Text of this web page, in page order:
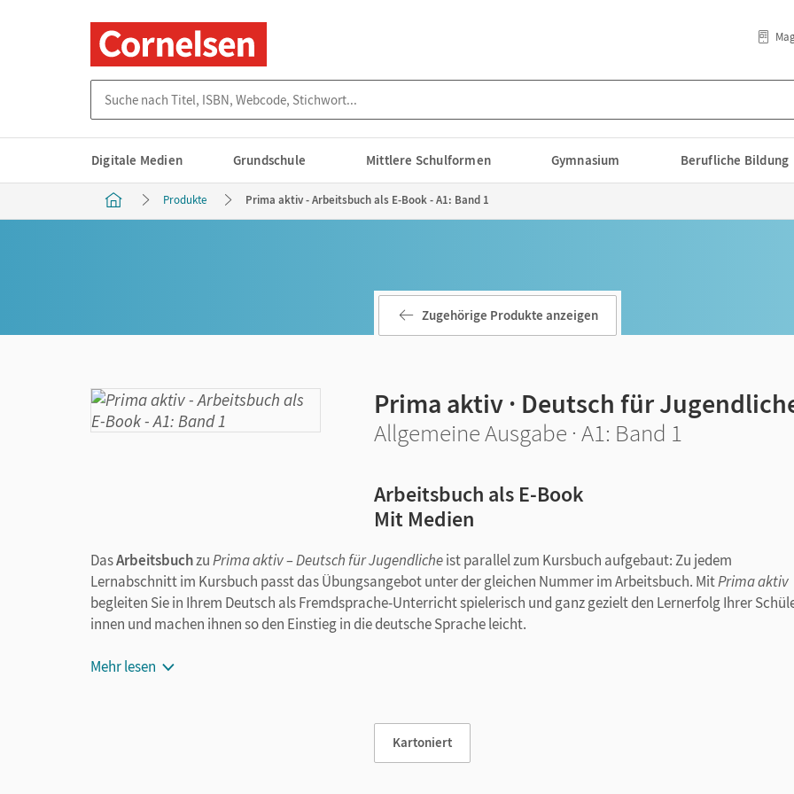
Digitale Medien Grundschule Mittlere Schulformen Gymnasium Berufliche Bildung
Produkte Prima aktiv - Arbeitsbuch als E-Book - A1: Band 1
Zugehörige Produkte anzeigen
Prima aktiv · Deutsch für
Allgemeine Ausgabe · A1: Band 1
Arbeitsbuch als E-Book
Mit Medien
DasArbeitsbuchzuPrima aktiv – Deutsch für Jugendlicheist parallel zum Kursbuch aufgebaut: Zu jedem
Lernabschnitt im Kursbuch passt das Übungsangebot unter der gleichen Nummer im Arbeitsbuch. MitPrima aktiv
begleiten Sie in Ihrem Deutsch als Fremdsprache-Unterricht spielerisch und ganz gezielt den Lernerfolg Ihrer
innen und machen ihnen so den Einstieg in die deutsche Sprache leicht.
Dieabwechslungsreichen Übungen
zum Arbeitsbuch lassen sich über Klickstellen an der Buchseite im E-Book aufrufen
Mehr lesen
Kartoniert